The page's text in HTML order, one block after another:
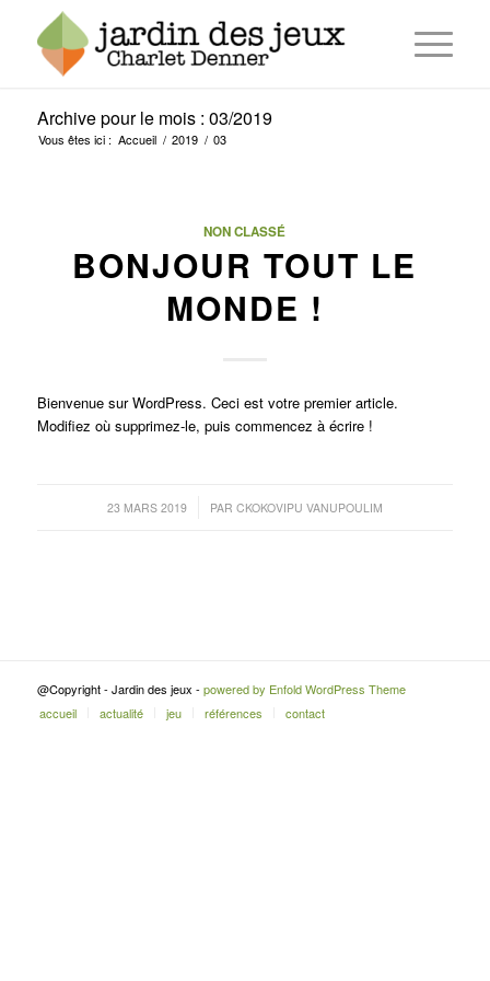
Archive pour le mois : 03/2019
Vous êtes ici : Accueil / 2019 / 03
NON CLASSÉ
BONJOUR TOUT LE
MONDE !
Bienvenue sur WordPress. Ceci est votre premier article.
Modifiez où supprimez-le, puis commencez à écrire !
23 MARS 2019
/ PAR CKOKOVIPU VANUPOULIM
@Copyright - Jardin des jeux - powered by Enfold WordPress Theme
accueil
actualité jeu références contact